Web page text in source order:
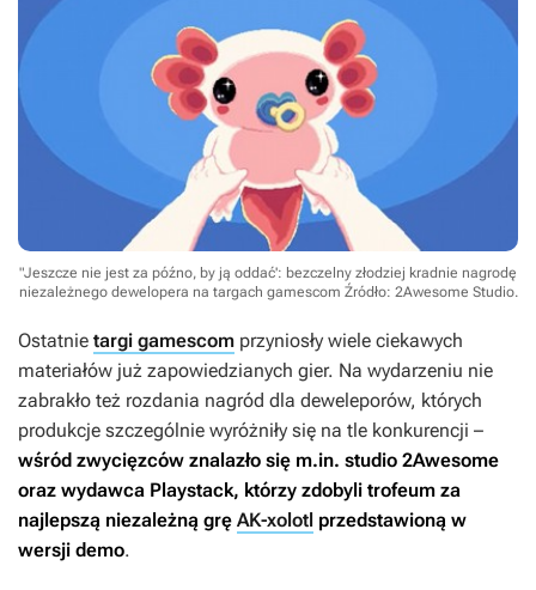
"Jeszcze nie jest za późno, by ją oddać': bezczelny złodziej kradnie nagrodę
niezależnego dewelopera na targach gamescom Źródło: 2Awesome Studio.
Ostatnie targi gamescom przyniosły wiele ciekawych
materiałów już zapowiedzianych gier. Na wydarzeniu nie
zabrakło też rozdania nagród dla deweleporów, których
produkcje szczególnie wyróżniły się na tle konkurencji –
wśród zwycięzców znalazło się m.in. studio 2Awesome
oraz wydawca Playstack, którzy zdobyli trofeum za
najlepszą niezależną grę AK-xolotl przedstawioną w
wersji demo.